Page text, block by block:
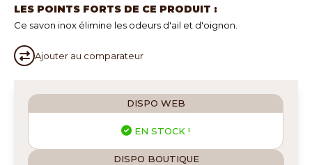
LES POINTS FORTS DE CE PRODUIT :
Ce savon inox élimine les odeurs d'ail et d'oignon.
Ajouter au comparateur
DISPO WEB
EN STOCK !
DISPO BOUTIQUE